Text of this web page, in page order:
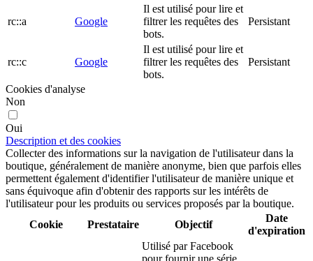
rc::a Google
Il est utilisé pour lire et
filtrer les requêtes des
bots.
Persistant
rc::c Google
Il est utilisé pour lire et
filtrer les requêtes des
bots.
Persistant
Cookies d'analyse
Non
Oui
Description et des cookies
Collecter des informations sur la navigation de l'utilisateur dans la
boutique, généralement de manière anonyme, bien que parfois elles
permettent également d'identifier l'utilisateur de manière unique et
sans équivoque afin d'obtenir des rapports sur les intérêts de
l'utilisateur pour les produits ou services proposés par la boutique.
Cookie
Prestataire Objectif
Date
d'expiration
Utilisé par Facebook
pour fournir une série